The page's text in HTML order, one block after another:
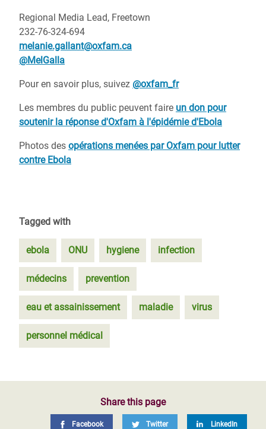
Regional Media Lead, Freetown
232-76-324-694
melanie.gallant@oxfam.ca
@MelGalla
Pour en savoir plus, suivez @oxfam_fr
Les membres du public peuvent faire un don pour
soutenir la réponse d'Oxfam à l'épidémie d'Ebola
Photos des opérations menées par Oxfam pour lutter
contre Ebola
Tagged with
ebola ONU hygiene infection
médecins prevention
eau et assainissement maladie virus
personnel médical
Share this page
Facebook Twitter LinkedIn